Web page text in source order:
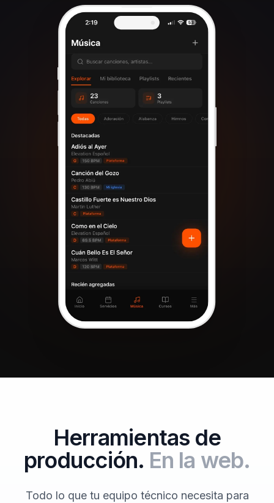
Herramientas de
producción. En la web.
Todo lo que tu equipo técnico necesita para